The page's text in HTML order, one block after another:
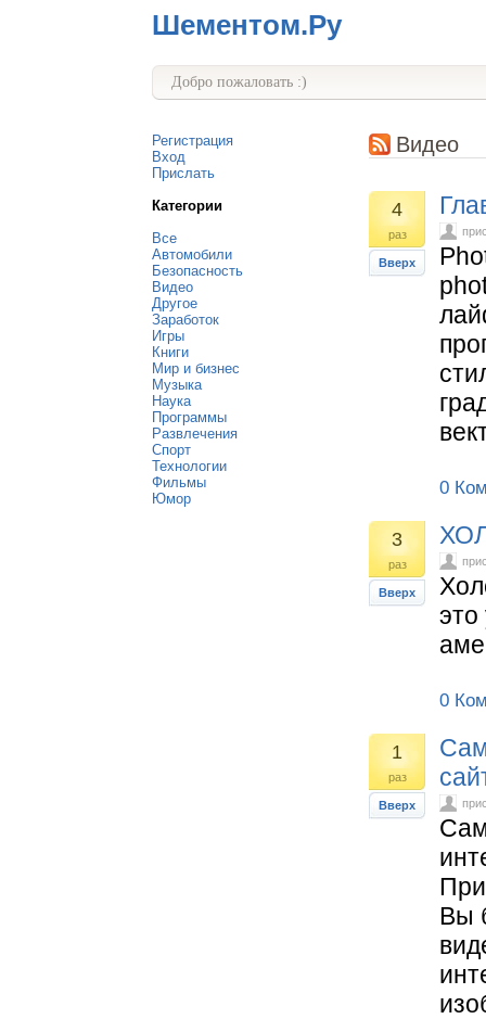
Шементом.Ру
Добро пожаловать :)
Регистрация
Вход
Прислать
Категории
Все
Автомобили
Безопасность
Видео
Другое
Заработок
Игры
Книги
Мир и бизнес
Музыка
Наука
Программы
Развлечения
Спорт
Технологии
Фильмы
Юмор
Видео
4
раз
Вверх
0
3
раз
Вверх
это
0
1
раз
Вверх
Вы